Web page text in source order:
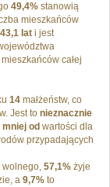
49,4% stanowią
mieszkańców
43,1 lat i jest
całej
14 małżeństw, co
Jest to nieznacznie
mniej od wartości dla
przypadających
wolnego, 57,1% żyje
a 9,7% to